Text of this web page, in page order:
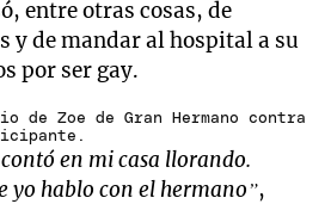
entre otras cosas, de
y de mandar al hospital a su
por ser gay.
de Zoe de Gran Hermano contra
en mi casa llorando.
yo hablo con el hermano”,